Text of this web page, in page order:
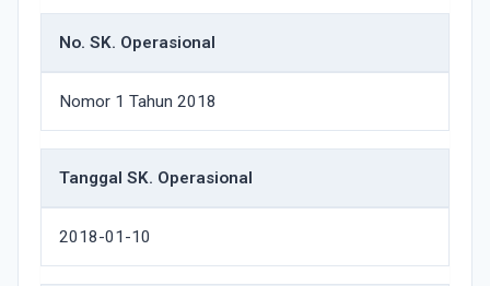
No. SK. Operasional
Nomor 1 Tahun 2018
Tanggal SK. Operasional
2018-01-10